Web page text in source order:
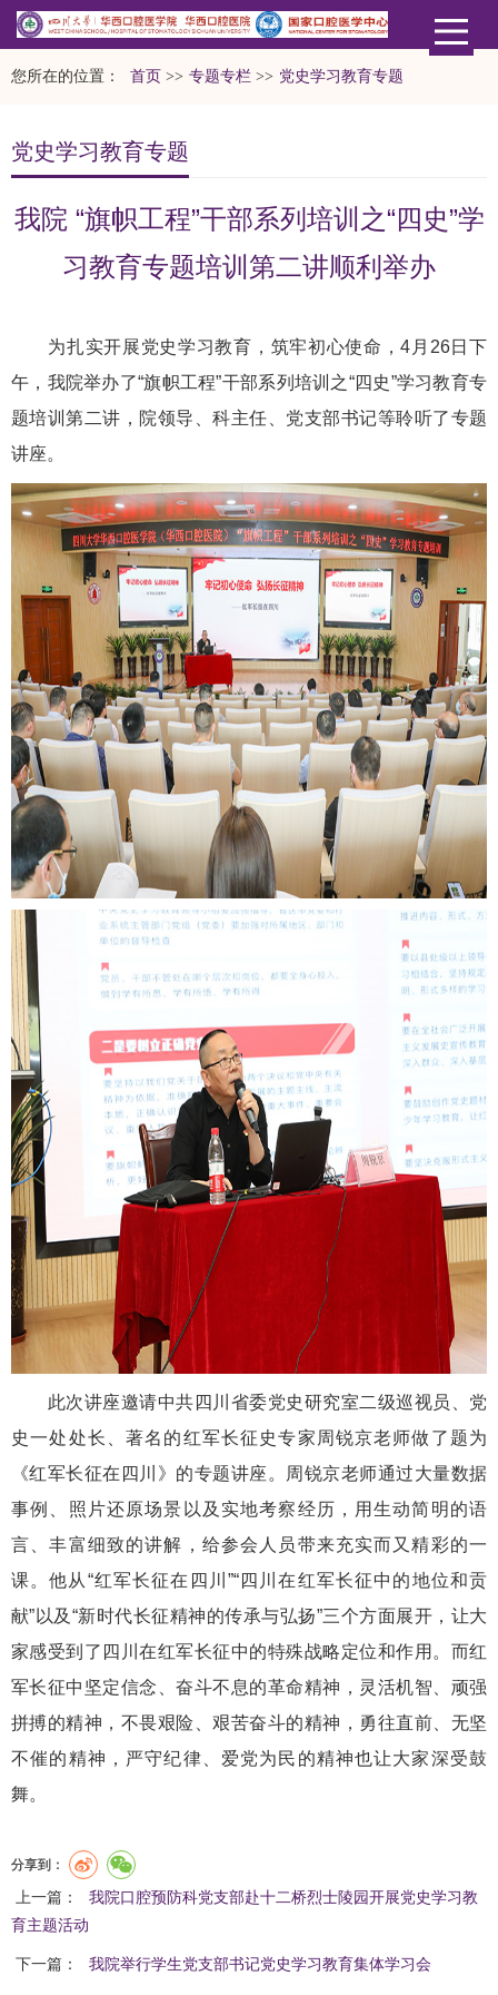
您所在的位置： 首页 >> 专题专栏 >> 党史学习教育专题
党史学习教育专题
我院 “旗帜工程”干部系列培训之“四史”学
习教育专题培训第二讲顺利举办
为扎实开展党史学习教育，筑牢初心使命，4月26日下
午，我院举办了“旗帜工程”干部系列培训之“四史”学习教育专
题培训第二讲，院领导、科主任、党支部书记等聆听了专题
讲座。
此次讲座邀请中共四川省委党史研究室二级巡视员、党
史一处处长、著名的红军长征史专家周锐京老师做了题为
《红军长征在四川》的专题讲座。周锐京老师通过大量数据
事例、照片还原场景以及实地考察经历，用生动简明的语
言、丰富细致的讲解，给参会人员带来充实而又精彩的一
课。他从“红军长征在四川”“四川在红军长征中的地位和贡
献”以及“新时代长征精神的传承与弘扬”三个方面展开，让大
家感受到了四川在红军长征中的特殊战略定位和作用。而红
军长征中坚定信念、奋斗不息的革命精神，灵活机智、顽强
拼搏的精神，不畏艰险、艰苦奋斗的精神，勇往直前、无坚
不催的精神，严守纪律、爱党为民的精神也让大家深受鼓
舞。
分享到：
上一篇：
我院口腔预防科党支部赴十二桥烈士陵园开展党史学习教
育主题活动
下一篇： 我院举行学生党支部书记党史学习教育集体学习会